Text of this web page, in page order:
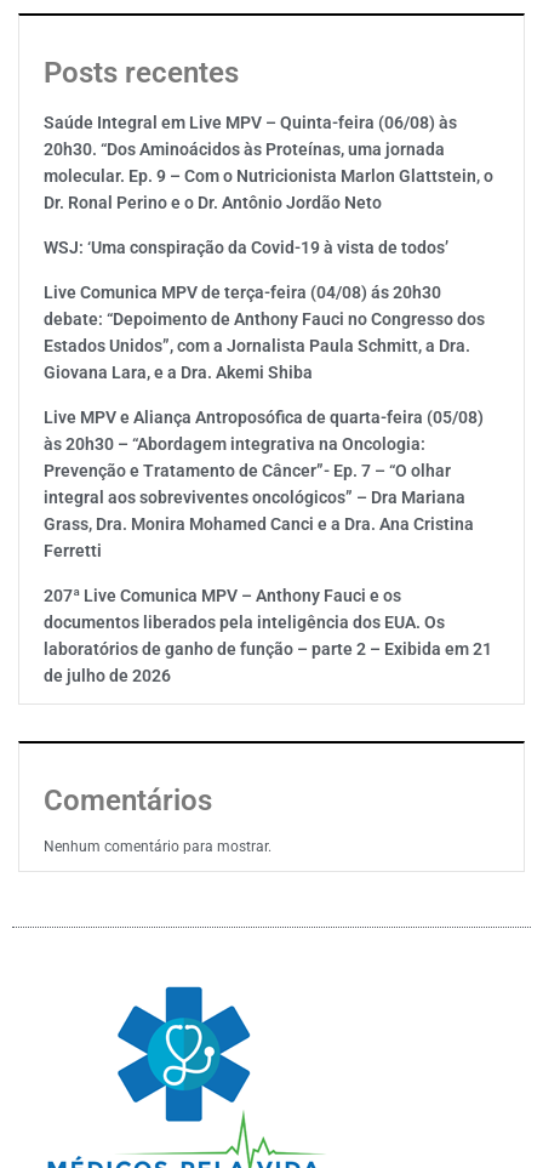
Posts recentes
Saúde Integral em Live MPV – Quinta-feira (06/08) às
20h30. “Dos Aminoácidos às Proteínas, uma jornada
molecular. Ep. 9 – Com o Nutricionista Marlon Glattstein, o
Dr. Ronal Perino e o Dr. Antônio Jordão Neto
WSJ: ‘Uma conspiração da Covid-19 à vista de todos’
Live Comunica MPV de terça-feira (04/08) ás 20h30
debate: “Depoimento de Anthony Fauci no Congresso dos
Estados Unidos”, com a Jornalista Paula Schmitt, a Dra.
Giovana Lara, e a Dra. Akemi Shiba
Live MPV e Aliança Antroposófica de quarta-feira (05/08)
às 20h30 – “Abordagem integrativa na Oncologia:
Prevenção e Tratamento de Câncer”- Ep. 7 – “O olhar
integral aos sobreviventes oncológicos” – Dra Mariana
Grass, Dra. Monira Mohamed Canci e a Dra. Ana Cristina
Ferretti
207ª Live Comunica MPV – Anthony Fauci e os
documentos liberados pela inteligência dos EUA. Os
laboratórios de ganho de função – parte 2 – Exibida em 21
de julho de 2026
Comentários
Nenhum comentário para mostrar.